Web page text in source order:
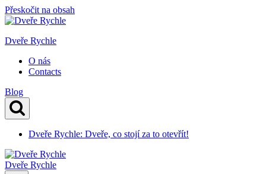
Přeskočit na obsah
Dveře Rychle
O nás
Contacts
Blog
Dveře Rychle: Dveře, co stojí za to otevřít!
Dveře Rychle